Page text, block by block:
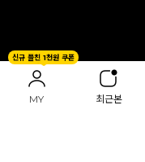
신규 플친 1천원 쿠폰
MY 최근본